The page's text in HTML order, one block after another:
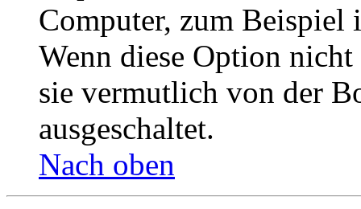
Computer, zum Beispiel
Wenn diese Option
sie vermutlich von der
ausgeschaltet.
Nach oben